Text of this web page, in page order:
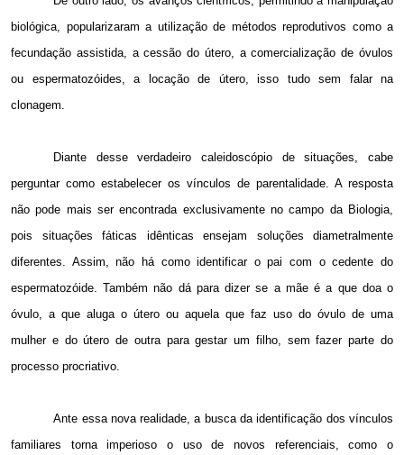
biológica, popularizaram a utilização de métodos reprodutivos como a
fecundação assistida, a cessão do útero, a comercialização de óvulos
ou espermatozóides, a locação de útero, isso tudo sem falar na
clonagem.
Diante desse verdadeiro caleidoscópio de situações, cabe
perguntar como estabelecer os vínculos de parentalidade. A resposta
não pode mais ser encontrada exclusivamente no campo da Biologia,
pois situações fáticas idênticas ensejam soluções diametralmente
diferentes. Assim, não há como identificar o pai com o cedente do
espermatozóide. Também não dá para dizer se a mãe é a que doa o
óvulo, a que aluga o útero ou aquela que faz uso do óvulo de uma
mulher e do útero de outra para gestar um filho, sem fazer parte do
processo procriativo.
Ante essa nova realidade, a busca da identificação dos vínculos
familiares torna imperioso o uso de novos referenciais, como o